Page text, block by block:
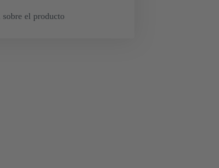
sobre el producto